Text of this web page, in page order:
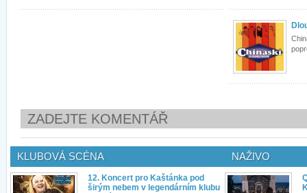
ZADEJTE KOMENTÁŘ
KLUBOVÁ SCÉNA
12. Koncert pro Kaštánka pod
širým nebem v legendárním klubu
NAŽIVO